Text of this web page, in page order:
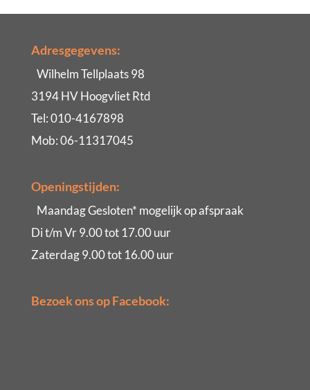
Adresgegevens:
Wilhelm Tellplaats 98
3194 HV Hoogvliet Rtd
Tel: 010-4167898
Mob: 06-11317045
Openingstijden:
Maandag Gesloten* mogelijk op afspraak
Di t/m Vr 9.00 tot 17.00 uur
Zaterdag 9.00 tot 16.00 uur
Bezoek ons op Facebook: